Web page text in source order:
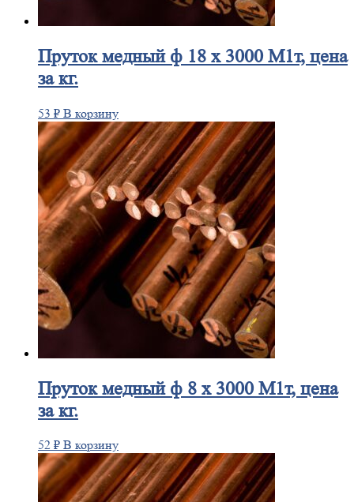
Прутокмедный ф 18 х 3000 М1т, цена
за кг.
53 ₽ В корзину
Прутокмедный ф 8 х 3000 М1т, цена
за кг.
52 ₽ В корзину